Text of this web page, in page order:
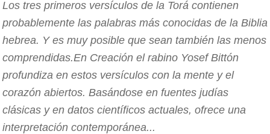
Los tres primeros versículos de la Torá contienen
probablemente las palabras más conocidas de la Biblia
hebrea. Y es muy posible que sean también las menos
comprendidas.En Creación el rabino Yosef Bittón
profundiza en estos versículos con la mente y el
corazón abiertos. Basándose en fuentes judías
clásicas y en datos científicos actuales, ofrece una
interpretación contemporánea...